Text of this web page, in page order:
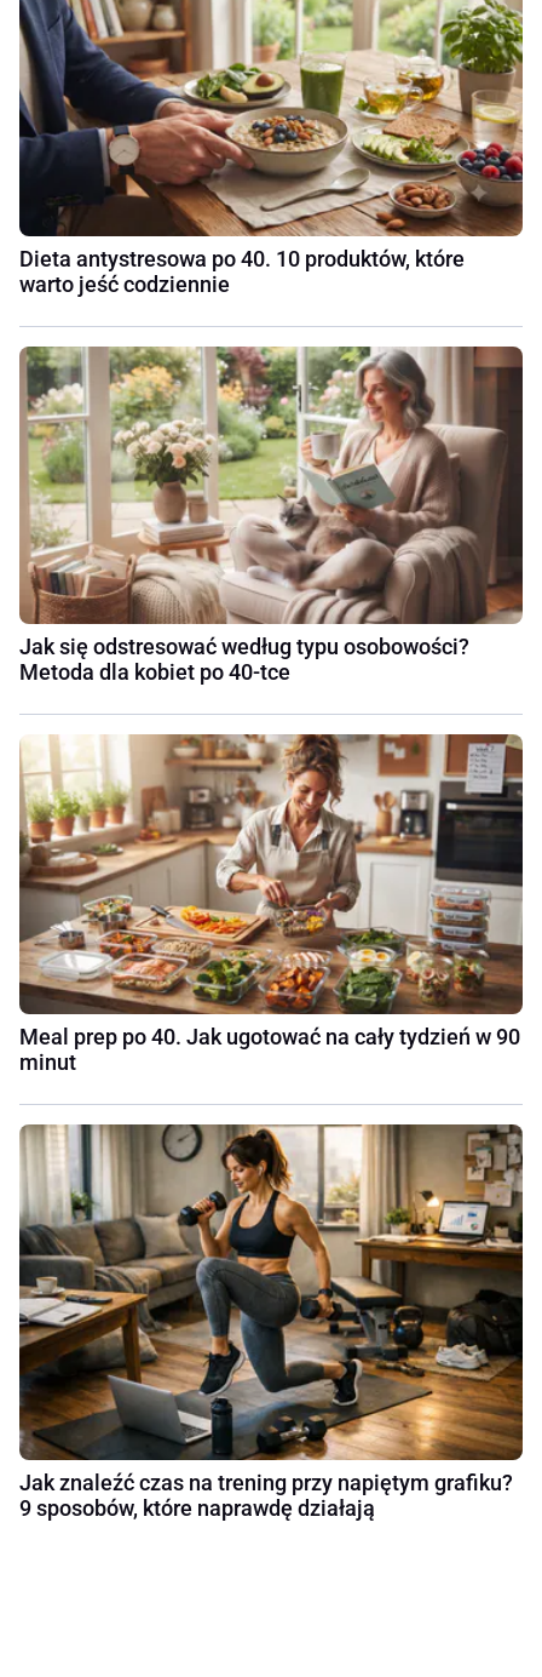
Dieta antystresowa po 40. 10 produktów, które
warto jeść codziennie
Jak się odstresować według typu osobowości?
Metoda dla kobiet po 40-tce
Meal prep po 40. Jak ugotować na cały tydzień w 90
minut
Jak znaleźć czas na trening przy napiętym grafiku?
9 sposobów, które naprawdę działają